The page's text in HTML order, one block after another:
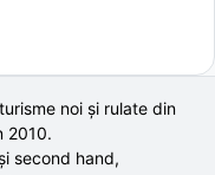
noi și rulate din
2010.
second hand,